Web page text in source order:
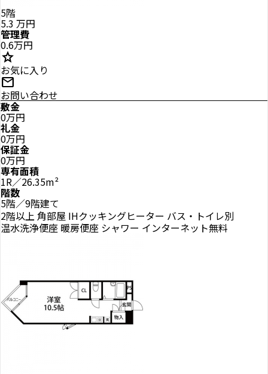
5階
5.3 万円
管理費
0.6万円
star
お気に入り
mail
お問い合わせ
敷金
0万円
礼金
0万円
保証金
0万円
専有面積
1R／26.35m²
階数
5階／9階建て
2階以上 角部屋 IHクッキングヒーター バス・トイレ別
温水洗浄便座 暖房便座 シャワー インターネット無料